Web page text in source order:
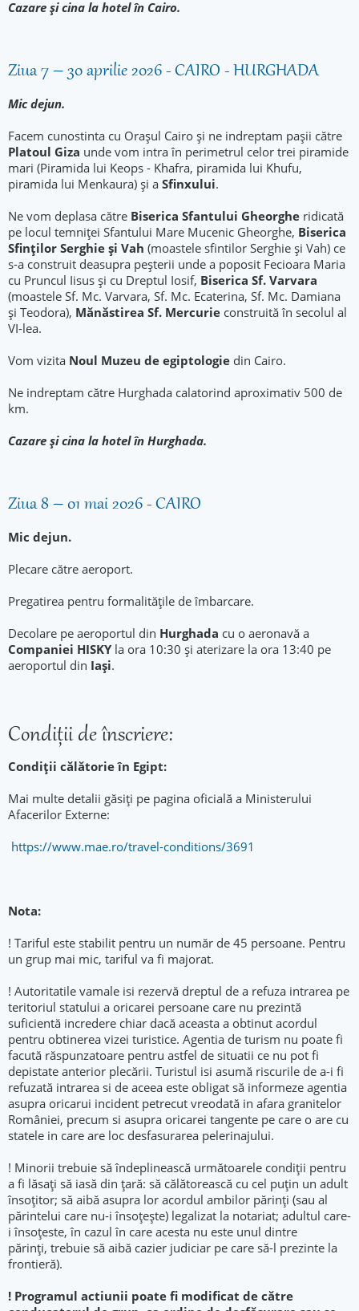
Cazare și cina la hotelîn Cairo.
Ziua 7 – 30 aprilie 2026 - CAIRO - HURGHADA
Mic dejun.
Facem cunostinta cu Orașul Cairo și ne indreptam pașii către
Platoul Giza unde vom intra în perimetrul celor trei piramide
mari (Piramida lui Keops - Khafra, piramida lui Khufu,
piramida lui Menkaura) și a Sfinxului.
Ne vom deplasa către Biserica Sfantului Gheorghe ridicată
pe locul temniței Sfantului Mare Mucenic Gheorghe, Biserica
Sfinților Serghie și Vah (moastele sfintilor Serghie și Vah) ce
s-a construit deasupra peșterii unde a poposit Fecioara Maria
cu Pruncul Iisus și cu Dreptul Iosif, Biserica Sf. Varvara
(moastele Sf. Mc. Varvara, Sf. Mc. Ecaterina, Sf. Mc. Damiana
și Teodora), Mănăstirea Sf. Mercurie construită în secolul al
VI-lea.
Vom vizita Noul Muzeu de egiptologie din Cairo.
Ne indreptam către Hurghada calatorind aproximativ 500 de
km.
Cazare și cina la hotel în Hurghada.
Ziua 8 – 01 mai 2026 - CAIRO
Mic dejun.
Plecare către aeroport.
Pregatirea pentru formalitățile de îmbarcare.
Decolare pe aeroportul din Hurghada cu o aeronavă a
Companiei HISKYla ora 10:30 și aterizare la ora 13:40 pe
aeroportul din Iași.
Condiţii de înscriere:
Condiții călătorie în Egipt:
Mai multe detalii găsiți pe pagina oficială a Ministerului
Afacerilor Externe:
https://www.mae.ro/travel-conditions/3691
Nota:
! Tariful este stabilit pentru un număr de 45 persoane. Pentru
un grup mai mic, tariful va fi majorat.
! Autoritatile vamale isi rezervă dreptul de a refuza intrarea pe
teritoriul statului a oricarei persoane care nu prezintă
suficientă incredere chiar dacă aceasta a obtinut acordul
pentru obtinerea vizei turistice. Agentia de turism nu poate fi
facută răspunzatoare pentru astfel de situatii ce nu pot fi
depistate anterior plecării. Turistul isi asumă riscurile de a-i fi
refuzată intrarea si de aceea este obligat să informeze agentia
asupra oricarui incident petrecut vreodată in afara granitelor
României, precum si asupra oricarei tangente pe care o are cu
statele in care are loc desfasurarea pelerinajului.
! Minorii trebuie să îndeplinească următoarele condiţii pentru
a fi lăsaţi să iasă din ţară: să călătorească cu cel puţin un adult
însoţitor; să aibă asupra lor acordul ambilor părinţi (sau al
părintelui care nu-i însoţeşte) legalizat la notariat; adultul care-
i însoţeste, în cazul în care acesta nu este unul dintre
părinţi, trebuie să aibă cazier judiciar pe care să-l prezinte la
frontieră).
! Programul actiunii poate fi modificat de către